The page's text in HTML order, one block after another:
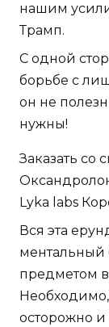
нашим
Трамп.
С одной
борьбе с
он не
нужны!
Заказать со
Lyka labs
Вся эта
ментальный
предметом
осторожно и